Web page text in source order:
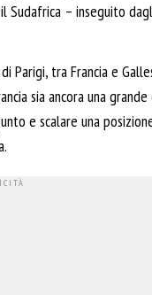
Sudafrica – inseguito
Parigi, tra Francia e
sia ancora una
e scalare una